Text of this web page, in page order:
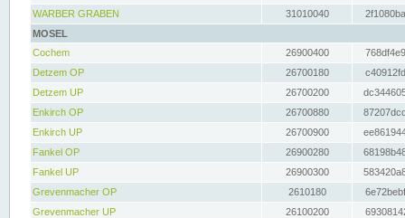
WARBER GRABEN
31010040
MOSEL
Cochem
26900400
Detzem OP
26700180
Detzem UP
26700200
Enkirch OP
26700880
Enkirch UP
26700900
Fankel OP
26900280
Fankel UP
26900300
Grevenmacher OP
2610180
Grevenmacher UP
26100200